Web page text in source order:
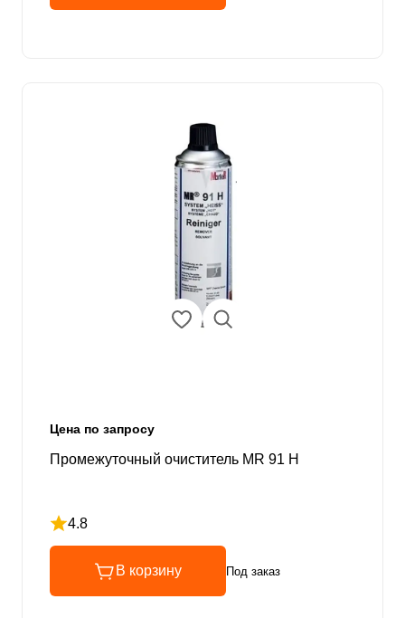
Цена по запросу
Промежуточный очиститель MR 91 H
4.8
Рейтинг 4.8 из 5
В корзину Под заказ